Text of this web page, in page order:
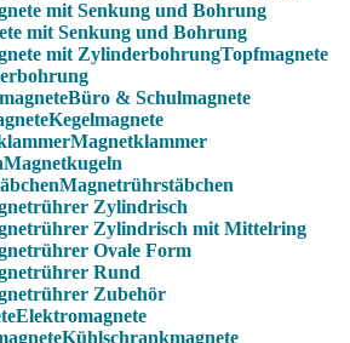
mit Senkung und Bohrung
Topfmagnete
Büro & Schulmagnete
Kegelmagnete
Magnetklammer
Magnetkugeln
Magnetrührstäbchen
Zylindrisch
Zylindrisch mit Mittelring
Ovale Form
Rund
Zubehör
Elektromagnete
Kühlschrankmagnete